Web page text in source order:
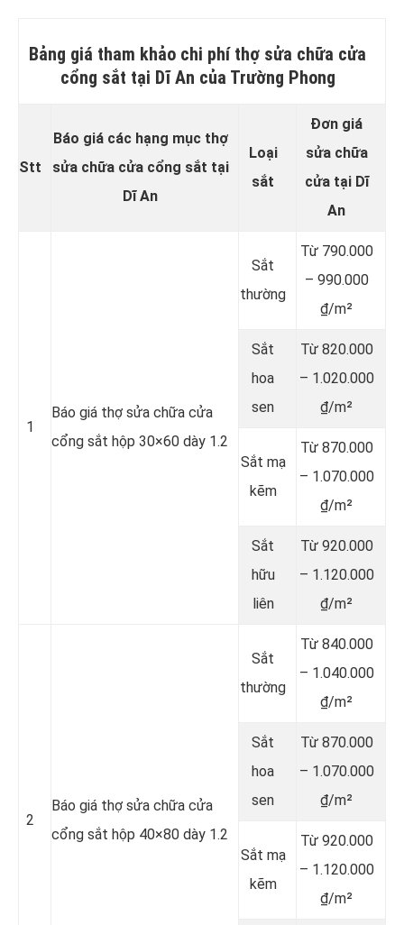
Bảng giá tham khảo chi phí thợ sửa chữa cửa
cổng sắt tại Dĩ An của Trường Phong
Stt
Báo giá các hạng mục thợ
sửa chữa cửa cổng sắt tại
Dĩ An
Loại
sắt
Đơn giá
sửa chữa
cửa tại Dĩ
An
1
Báo giá thợ sửa chữa cửa
cổng sắt hộp 30×60 dày 1.2
Sắt
thường
Từ 790.000
– 990.000
₫/m²
Sắt
hoa
sen
Từ 820.000
– 1.020.000
₫/m²
Sắt mạ
kẽm
Từ 870.000
– 1.070.000
₫/m²
Sắt
hữu
liên
Từ 920.000
– 1.120.000
₫/m²
2
Báo giá thợ sửa chữa cửa
cổng sắt hộp 40×80 dày 1.2
Sắt
thường
Từ 840.000
– 1.040.000
₫/m²
Sắt
hoa
sen
Từ 870.000
– 1.070.000
₫/m²
Sắt mạ
kẽm
Từ 920.000
– 1.120.000
₫/m²